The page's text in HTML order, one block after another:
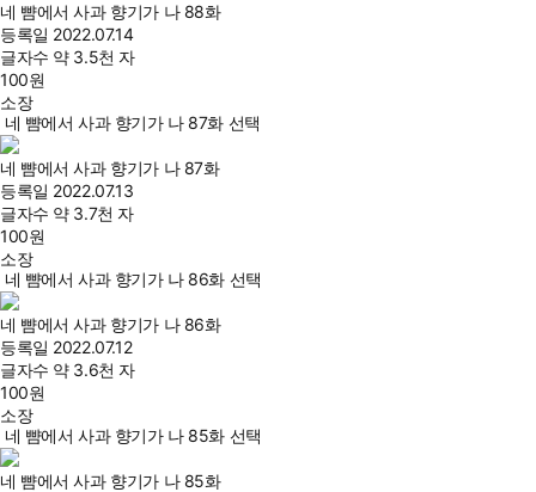
네 뺨에서 사과 향기가 나 88화
등록일 2022.07.14
글자수 약 3.5천 자
100원
소장
네 뺨에서 사과 향기가 나 87화 선택
네 뺨에서 사과 향기가 나 87화
등록일 2022.07.13
글자수 약 3.7천 자
100원
소장
네 뺨에서 사과 향기가 나 86화 선택
네 뺨에서 사과 향기가 나 86화
등록일 2022.07.12
글자수 약 3.6천 자
100원
소장
네 뺨에서 사과 향기가 나 85화 선택
네 뺨에서 사과 향기가 나 85화